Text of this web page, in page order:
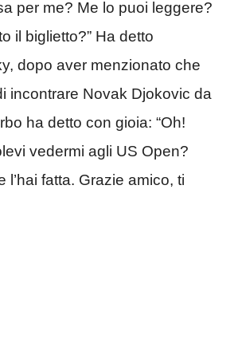
per me? Me lo puoi leggere?
il biglietto?” Ha detto
dopo aver menzionato che
incontrare Novak Djokovic da
ha detto con gioia: “Oh!
vedermi agli US Open?
l’hai fatta. Grazie amico, ti